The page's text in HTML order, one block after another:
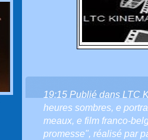
19:15 Publié dans LTC
heures sombres, e
meaux, e film franco-
promesse", réalisé par